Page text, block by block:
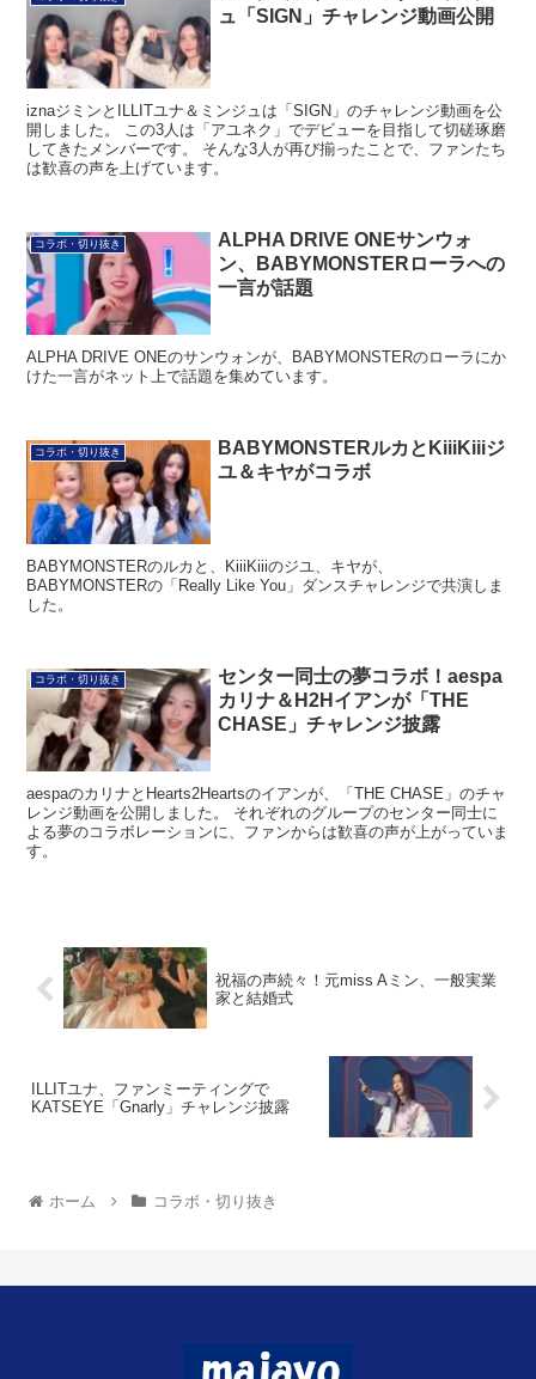
ュ「SIGN」チャレンジ動画公開
iznaジミンとILLITユナ＆ミンジュは「SIGN」のチャレンジ動画を公
開しました。 この3人は「アユネク」でデビューを目指して切磋琢磨
してきたメンバーです。 そんな3人が再び揃ったことで、ファンたち
は歓喜の声を上げています。
コラボ・切り抜き
ALPHA DRIVE ONEサンウォ
ン、BABYMONSTERローラへの
一言が話題
ALPHA DRIVE ONEのサンウォンが、BABYMONSTERのローラにか
けた一言がネット上で話題を集めています。
コラボ・切り抜き
BABYMONSTERルカとKiiiKiiiジ
ユ＆キヤがコラボ
BABYMONSTERのルカと、KiiiKiiiのジユ、キヤが、
BABYMONSTERの「Really Like You」ダンスチャレンジで共演しま
した。
コラボ・切り抜き
センター同士の夢コラボ！aespa
カリナ＆H2Hイアンが「THE
CHASE」チャレンジ披露
aespaのカリナとHearts2Heartsのイアンが、「THE CHASE」のチャ
レンジ動画を公開しました。 それぞれのグループのセンター同士に
よる夢のコラボレーションに、ファンからは歓喜の声が上がっていま
す。
祝福の声続々！元miss Aミン、一般実業
家と結婚式
ILLITユナ、ファンミーティングで
KATSEYE「Gnarly」チャレンジ披露
ホーム コラボ・切り抜き